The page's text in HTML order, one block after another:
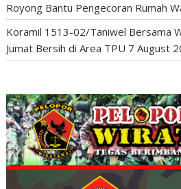
Royong Bantu Pengecoran Rumah
Koramil 1513-02/Taniwel Bersama
Jumat Bersih di Area TPU 7 August